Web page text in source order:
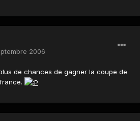
2006
de chances de gagner la coupe de